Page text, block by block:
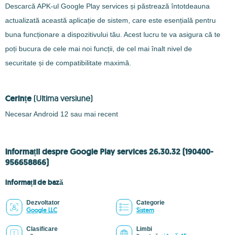
Descarcă APK-ul Google Play services și păstrează întotdeauna
actualizată această aplicație de sistem, care este esențială pentru
buna funcționare a dispozitivului tău. Acest lucru te va asigura că te
poți bucura de cele mai noi funcții, de cel mai înalt nivel de
securitate și de compatibilitate maximă.
Cerințe (Ultima versiune)
Necesar Android 12 sau mai recent
Informații despre Google Play services 26.30.32 (190400-
956658866)
Informații de bază
Dezvoltator
Google LLC
Categorie
Sistem
Clasificare Limbi